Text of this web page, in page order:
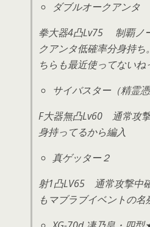
ダブルオークアンタ
拳大器4凸Lv75 制覇ノ
クアンタ低確率分身持ち
ちらも最近使ってないね
サイバスター（精霊憑
F大器無凸Lv60 通常攻
身持ってるから編入
真ゲッター２
射1凸LV65 通常攻撃中
もマブラブイベントの名